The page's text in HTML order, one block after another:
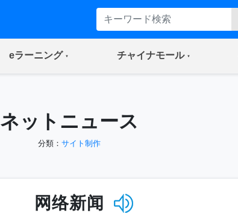
eラーニング(current) チャイナモール(current)
ネットニュース
分類： サイト制作
网络新闻